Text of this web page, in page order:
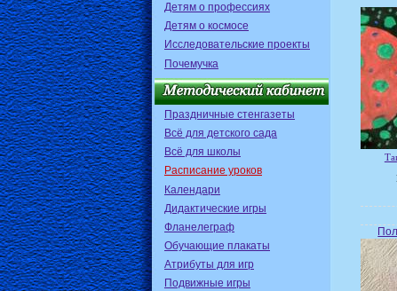
Детям о профессиях
Детям о космосе
Исследовательские проекты
Почемучка
Праздничные стенгазеты
Всё для детского сада
Всё для школы
Расписание уроков
Календари
Дидактические игры
Фланелеграф
Обучающие плакаты
Атрибуты для игр
Подвижные игры